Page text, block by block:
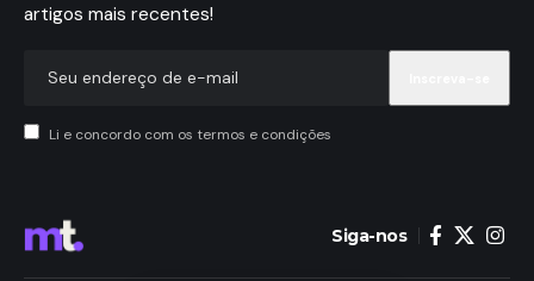
artigos mais recentes!
Li e concordo com os termos e condições
Siga-nos